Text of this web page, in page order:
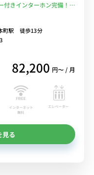
付きインターホン完備！嬉
レンタル中！
町駅 徒歩13分
82,200 円〜 / 月
インターネット
無料
エレベーター
見る